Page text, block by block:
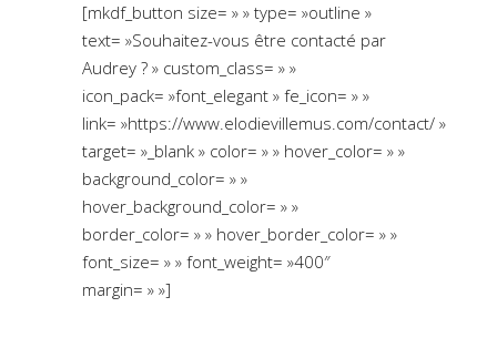
[mkdf_button size= » » type= »outline »
text= »Souhaitez-vous être contacté par
Audrey ? » custom_class= » »
icon_pack= »font_elegant » fe_icon= » »
link= »https://www.elodievillemus.com/contact/ »
target= »_blank » color= » » hover_color= » »
background_color= » »
hover_background_color= » »
border_color= » » hover_border_color= » »
font_size= » » font_weight= »400″
margin= » »]